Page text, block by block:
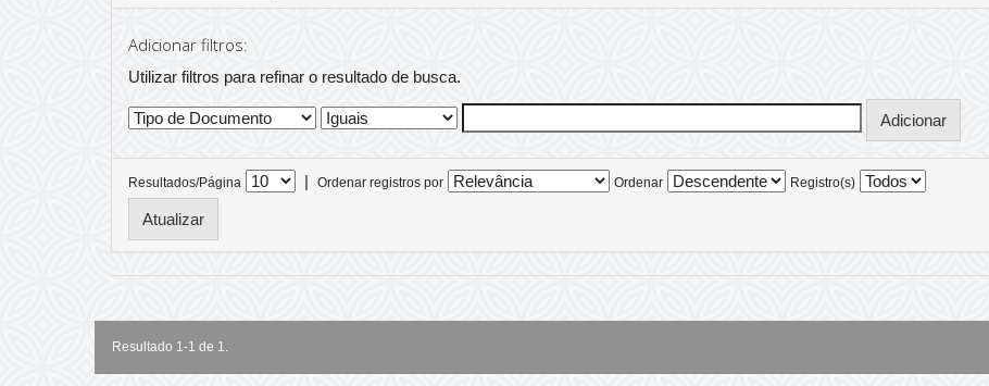
Adicionar filtros:
Utilizar filtros para refinar o resultado de busca.
Resultados/Página | Ordenar registros por Ordenar Registro(s)
Resultado 1-1 de 1.